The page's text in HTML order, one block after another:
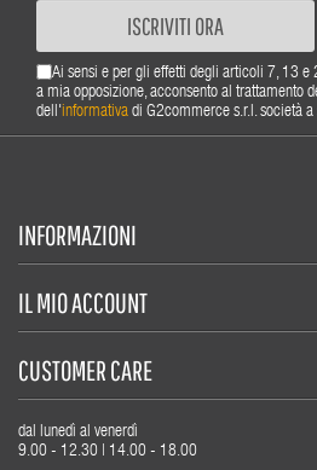
ISCRIVITI ORA
Ai sensi e per gli effetti degli articoli 7, 13
a mia opposizione, acconsento al trattamento
dell'informativa di G2commerce s.r.l. società
INFORMAZIONI
IL MIO ACCOUNT
CUSTOMER CARE
dal lunedì al venerdì
9.00 - 12.30 | 14.00 - 18.00